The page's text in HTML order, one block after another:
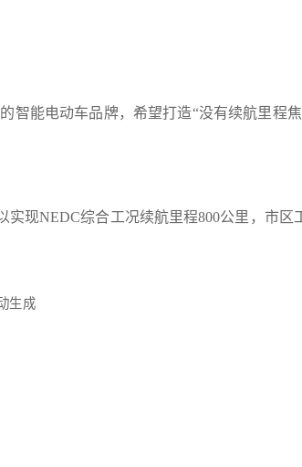
智能电动车品牌，希望打造“没有续航里程
现NEDC综合工况续航里程800公里，市区